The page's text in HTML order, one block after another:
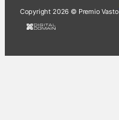
Copyright 2026 © Premio Vasto